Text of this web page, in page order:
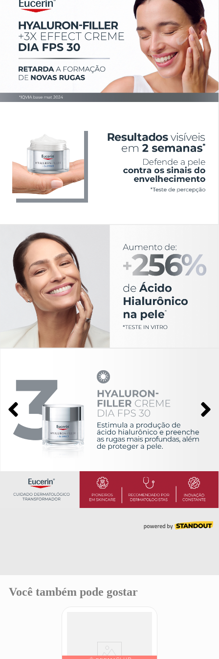
Você também pode gostar